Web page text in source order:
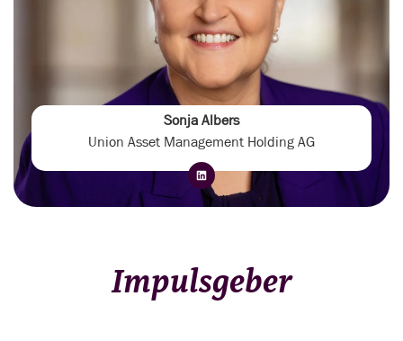
Sonja Albers
Union Asset Management Holding AG
Impulsgeber